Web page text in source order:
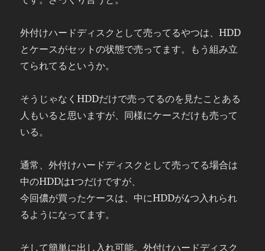
外付けハードディスクとして売ってるやつは、HDD
とケースがセットの状態で売ってます。もう組み立
てられてるというか。
そうじゃなくHDDだけで売ってるのを見たことある
人もいると思いますが、同様にケースだけも売って
いる。
通常、外付けハードディスクとして売ってる場合は
中のHDDは1つだけですが、
今回儂が買ったケースは、中にHDDが4つ入れられ
るようになってます。
そして簡単に出し入れ可能。外付けハードディスク